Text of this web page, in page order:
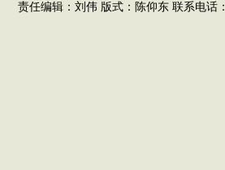
责任编辑：刘伟 版式：陈仰东 联系电话：